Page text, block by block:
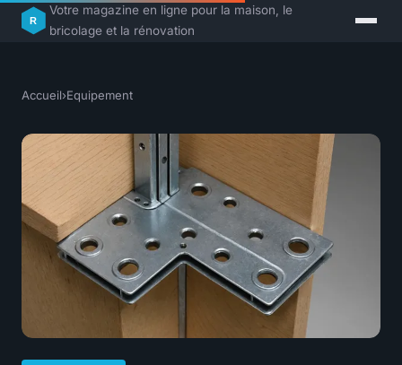
Votre magazine en ligne pour la maison, le
bricolage et la rénovation
Accueil›Equipement